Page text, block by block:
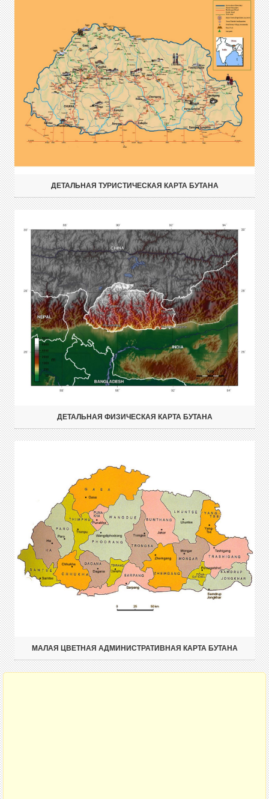
ДЕТАЛЬНАЯ ТУРИСТИЧЕСКАЯ КАРТА БУТАНА
ДЕТАЛЬНАЯ ФИЗИЧЕСКАЯ КАРТА БУТАНА
МАЛАЯ ЦВЕТНАЯ АДМИНИСТРАТИВНАЯ КАРТА БУТАНА